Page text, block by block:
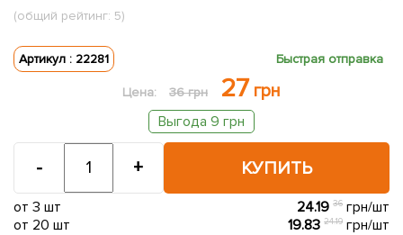
(общий рейтинг: 5)
Артикул : 22281 Быстрая отправка
Цена: 36 грн 27 грн
Выгода 9 грн
КУПИТЬ
- +
от 3 шт 24.1936 грн/шт
от 20 шт
19.8324.19 грн/шт